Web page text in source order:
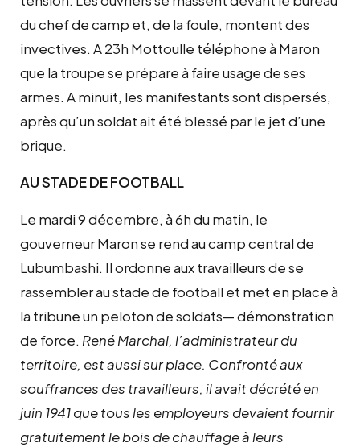
du chef de camp et, de la foule, montent des
invectives. A 23h Mottoulle téléphone à Maron
que la troupe se prépare à faire usage de ses
armes. A minuit, les manifestants sont dispersés,
après qu’un soldat ait été blessé par le jet d’une
brique.
AU STADE DE FOOTBALL
Le mardi 9 décembre, à 6h du matin, le
gouverneur Maron se rend au camp central de
Lubumbashi. Il ordonne aux travailleurs de se
rassembler au stade de football et met en place à
la tribune un peloton de soldats— démonstration
de force. René Marchal, l’administrateur du
territoire, est aussi sur place. Confronté aux
souffrances des travailleurs, il avait décrété en
juin 1941 que tous les employeurs devaient fournir
gratuitement le bois de chauffage à leurs